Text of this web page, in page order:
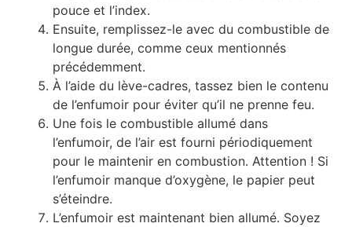
pouce et l’index.
Ensuite, remplissez-le avec du combustible de
longue durée, comme ceux mentionnés
précédemment.
À l’aide du lève-cadres, tassez bien le contenu
de l’enfumoir pour éviter qu’il ne prenne feu.
Une fois le combustible allumé dans
l’enfumoir, de l’air est fourni périodiquement
pour le maintenir en combustion. Attention ! Si
l’enfumoir manque d’oxygène, le papier peut
s’éteindre.
L’enfumoir est maintenant bien allumé. Soyez